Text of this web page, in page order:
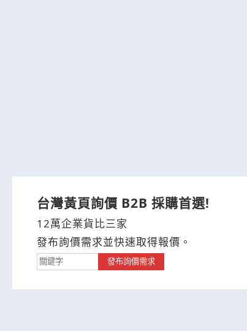
台灣黃頁詢價 B2B 採購首選!
12萬企業貨比三家
發布詢價需求並快速取得報價。
發布詢價需求